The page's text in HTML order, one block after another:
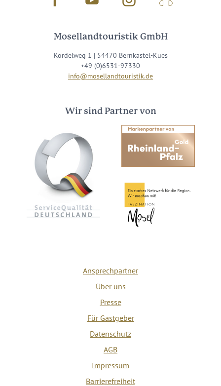
Mosellandtouristik GmbH
Kordelweg 1 | 54470 Bernkastel-Kues
+49 (0)6531-97330
info@mosellandtouristik.de
Wir sind Partner von
Ansprechpartner
Über uns
Presse
Für Gastgeber
Datenschutz
AGB
Impressum
Barrierefreiheit